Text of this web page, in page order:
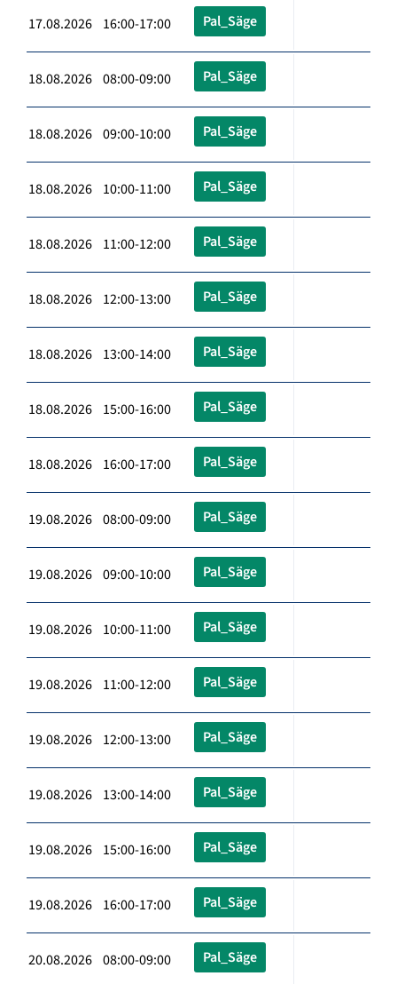
17.08.2026 16:00-17:00 Pal_Säge
18.08.2026 08:00-09:00 Pal_Säge
18.08.2026 09:00-10:00 Pal_Säge
18.08.2026 10:00-11:00 Pal_Säge
18.08.2026 11:00-12:00 Pal_Säge
18.08.2026 12:00-13:00 Pal_Säge
18.08.2026 13:00-14:00 Pal_Säge
18.08.2026 15:00-16:00 Pal_Säge
18.08.2026 16:00-17:00 Pal_Säge
19.08.2026 08:00-09:00 Pal_Säge
19.08.2026 09:00-10:00 Pal_Säge
19.08.2026 10:00-11:00 Pal_Säge
19.08.2026 11:00-12:00 Pal_Säge
19.08.2026 12:00-13:00 Pal_Säge
19.08.2026 13:00-14:00 Pal_Säge
19.08.2026 15:00-16:00 Pal_Säge
19.08.2026 16:00-17:00 Pal_Säge
20.08.2026 08:00-09:00 Pal_Säge